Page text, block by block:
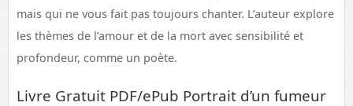
mais qui ne vous fait pas toujours chanter. L’auteur explore
les thèmes de l’amour et de la mort avec sensibilité et
profondeur, comme un poète.
Livre Gratuit PDF/ePub Portrait d’un fumeur